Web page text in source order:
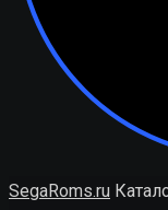
SegaRoms.ru